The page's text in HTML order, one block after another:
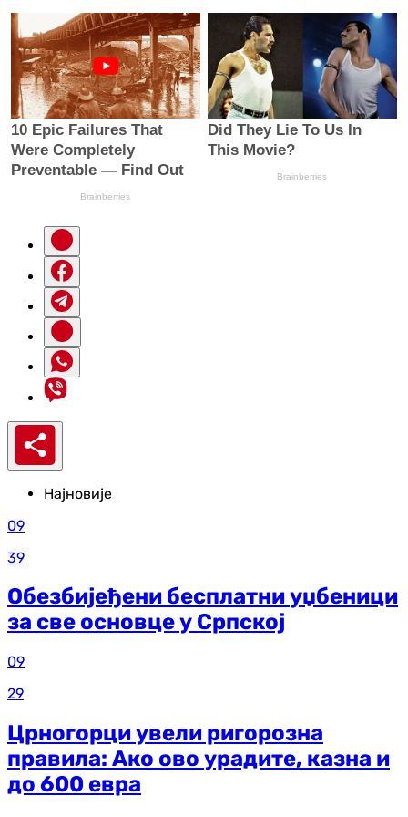
Најновије
09
39
Обезбијеђени бесплатни уџбеници
за све основце у Српској
09
29
Црногорци увели ригорозна
правила: Ако ово урадите, казна и
до 600 евра